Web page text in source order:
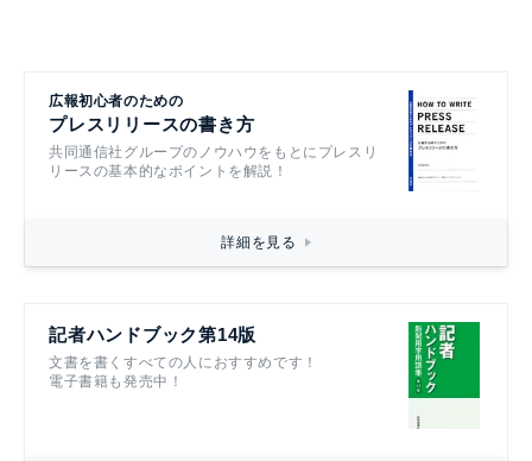
広報初心者のための
プレスリリースの書き方
共同通信社グループのノウハウをもとにプレスリ
リースの基本的なポイントを解説！
詳細を見る
記者ハンドブック第14版
文書を書くすべての人におすすめです！
電子書籍も発売中！